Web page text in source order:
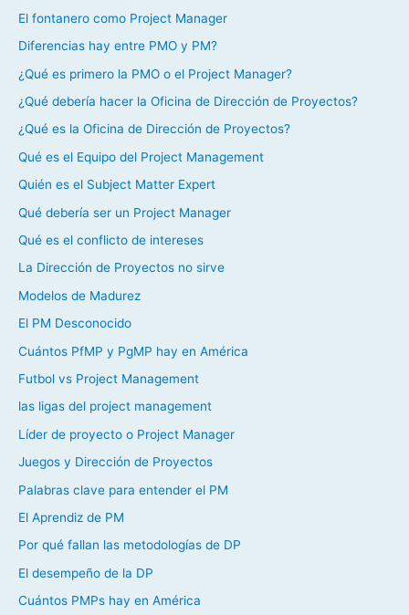
El fontanero como Project Manager
Diferencias hay entre PMO y PM?
¿Qué es primero la PMO o el Project Manager?
¿Qué debería hacer la Oficina de Dirección de Proyectos?
¿Qué es la Oficina de Dirección de Proyectos?
Qué es el Equipo del Project Management
Quién es el Subject Matter Expert
Qué debería ser un Project Manager
Qué es el conflicto de intereses
La Dirección de Proyectos no sirve
Modelos de Madurez
El PM Desconocido
Cuántos PfMP y PgMP hay en América
Futbol vs Project Management
las ligas del project management
Líder de proyecto o Project Manager
Juegos y Dirección de Proyectos
Palabras clave para entender el PM
El Aprendiz de PM
Por qué fallan las metodologías de DP
El desempeño de la DP
Cuántos PMPs hay en América